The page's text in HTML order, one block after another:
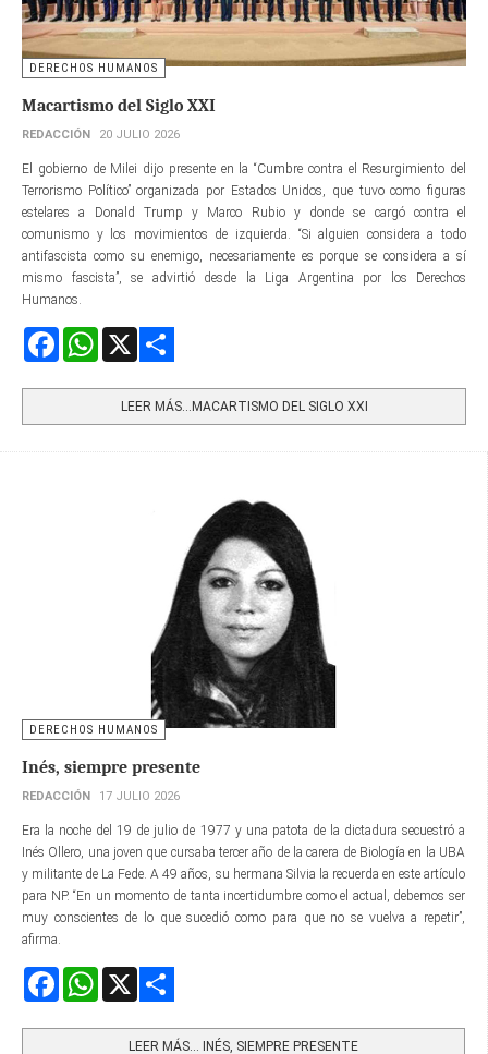
DERECHOS HUMANOS
Macartismo del Siglo XXI
REDACCIÓN 20 JULIO 2026
El gobierno de Milei dijo presente en la “Cumbre contra el Resurgimiento del
Terrorismo Político” organizada por Estados Unidos, que tuvo como figuras
estelares a Donald Trump y Marco Rubio y donde se cargó contra el
comunismo y los movimientos de izquierda. “Si alguien considera a todo
antifascista como su enemigo, necesariamente es porque se considera a sí
mismo fascista”, se advirtió desde la Liga Argentina por los Derechos
Humanos.
FacebookWhatsApp
LEER MÁS…MACARTISMO DEL SIGLO XXI
DERECHOS HUMANOS
Inés, siempre presente
REDACCIÓN 17 JULIO 2026
Era la noche del 19 de julio de 1977 y una patota de la dictadura secuestró a
Inés Ollero, una joven que cursaba tercer año de la carera de Biología en la UBA
y militante de La Fede. A 49 años, su hermana Silvia la recuerda en este artículo
para NP. “En un momento de tanta incertidumbre como el actual, debemos ser
muy conscientes de lo que sucedió como para que no se vuelva a repetir”,
afirma.
FacebookWhatsApp
LEER MÁS… INÉS, SIEMPRE PRESENTE